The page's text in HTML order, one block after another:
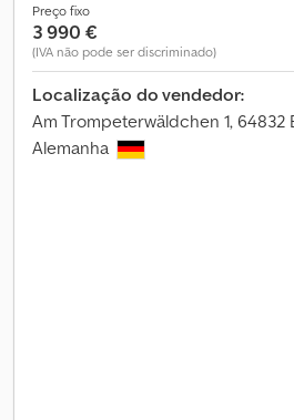
Preço fixo
3 990 €
(IVA não pode ser discriminado)
Localização do vendedor:
Am Trompeterwäldchen 1, 64832
Alemanha